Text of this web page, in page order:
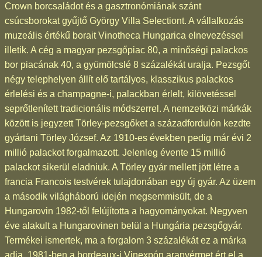
Crown borcsaládot és a gasztronómiának szánt
csúcsborokat gyűjtő György Villa Selectiont. A vállalkozás
muzeális értékű borait Vinotheca Hungarica elnevezéssel
illetik. A cég a magyar pezsgőpiac 80, a minőségi palackos
bor piacának 40, a gyümölcslé 8 százalékát uralja. Pezsgőt
négy telephelyen állít elő tartályos, klasszikus palackos
érlelési és a champagne-i, palackban érlelt, kilövetéssel
seprőtlenített tradicionális módszerrel. A nemzetközi márkák
között is jegyzett Törley-pezsgőket a századfordulón kezdte
gyártani Törley József. Az 1910-es években pedig már évi 2
millió palackot forgalmazott. Jelenleg évente 15 millió
palackot sikerül eladniuk. A Törley gyár mellett jött létre a
francia Francois testvérek tulajdonában egy új gyár. Az üzem
a második világháború idején megsemmisült, de a
Hungarovin 1982-től felújította a hagyományokat. Negyven
éve alakult a Hungarovinen belül a Hungária pezsgőgyár.
Termékei ismertek, ma a forgalom 3 százalékát ez a márka
adja. 1981-ben a bordeaux-i Vinexpón aranyérmet ért el a